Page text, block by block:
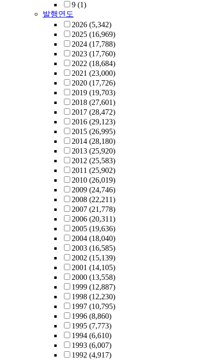
9 (1)
발행연도
2026 (5,342)
2025 (16,969)
2024 (17,788)
2023 (17,760)
2022 (18,684)
2021 (23,000)
2020 (17,726)
2019 (19,703)
2018 (27,601)
2017 (28,472)
2016 (29,123)
2015 (26,995)
2014 (28,180)
2013 (25,920)
2012 (25,583)
2011 (25,902)
2010 (26,019)
2009 (24,746)
2008 (22,211)
2007 (21,778)
2006 (20,311)
2005 (19,636)
2004 (18,040)
2003 (16,585)
2002 (15,139)
2001 (14,105)
2000 (13,558)
1999 (12,887)
1998 (12,230)
1997 (10,795)
1996 (8,860)
1995 (7,773)
1994 (6,610)
1993 (6,007)
1992 (4,917)